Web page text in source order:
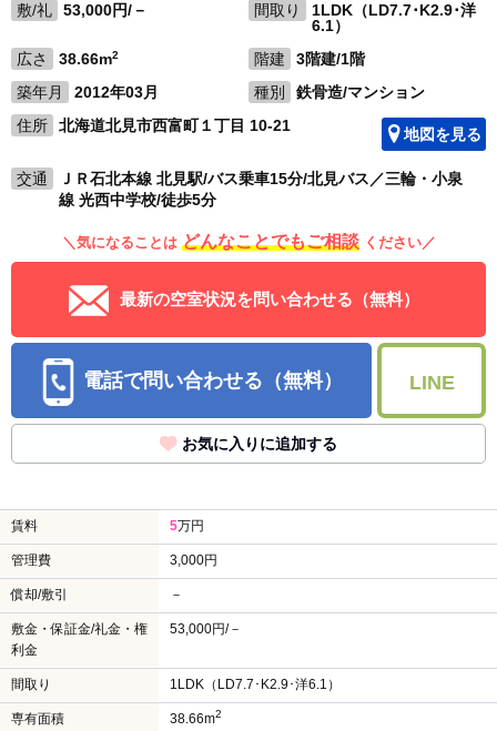
敷/礼
53,000円/－ 間取り
1LDK（LD7.7･K2.9･洋
6.1）
広さ
38.66m2 階建
3階建/1階
築年月
2012年03月 種別
鉄骨造/マンション
住所
北海道北見市西富町１丁目 10-21 地図を見る
交通
ＪＲ石北本線 北見駅/バス乗車15分/北見バス／三輪・小泉
線 光西中学校/徒歩5分
＼気になることは どんなことでもご相談 ください／
最新の空室状況を問い合わせる（無料）
電話で問い合わせる（無料） LINE
お気に入りに追加する
賃料 5万円
管理費 3,000円
償却/敷引 －
敷金・保証金/礼金・権
利金
53,000円/－
間取り 1LDK（LD7.7･K2.9･洋6.1）
専有面積 38.66m2